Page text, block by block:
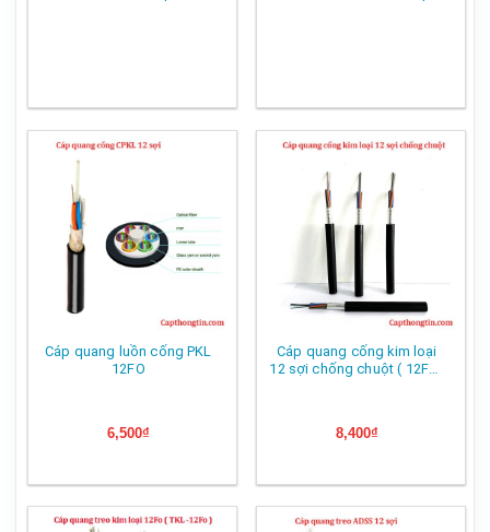
Cáp quang luồn cống PKL
12FO
6,500₫
Cáp quang cống kim loại
12 sợi chống chuột ( 12Fo ,
8,400₫